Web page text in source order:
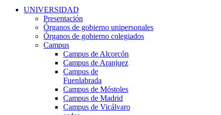
UNIVERSIDAD
Presentación
Órganos de gobierno unipersonales
Órganos de gobierno colegiados
Campus
Campus de Alcorcón
Campus de Aranjuez
Campus de
Fuenlabrada
Campus de Móstoles
Campus de Madrid
Campus de Vicálvaro